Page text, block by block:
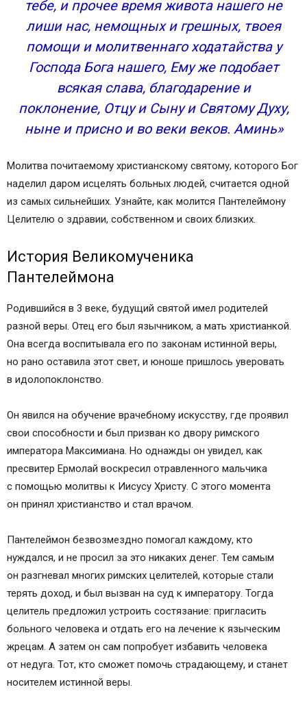
тебе, и прочее время живота нашего не
лиши нас, немощных и грешных, твоея
помощи и молитвеннаго ходатайства у
Господа Бога нашего, Ему же подобает
всякая слава, благодарение и
поклонение, Отцу и Сыну и Святому Духу,
ныне и присно и во веки веков. Аминь»
Молитва почитаемому христианскому святому, которого Бог
наделил даром исцелять больных людей, считается одной
из самых сильнейших. Узнайте, как молится Пантелеймону
Целителю о здравии, собственном и своих близких.
История Великомученика
Пантелеймона
Родившийся в 3 веке, будущий святой имел родителей
разной веры. Отец его был язычником, а мать христианкой.
Она всегда воспитывала его по законам истинной веры,
но рано оставила этот свет, и юноше пришлось уверовать
в идолопоклонство.
Он явился на обучение врачебному искусству, где проявил
свои способности и был призван ко двору римского
императора Максимиана. Но однажды он увидел, как
пресвитер Ермолай воскресил отравленного мальчика
с помощью молитвы к Иисусу Христу. С этого момента
он принял христианство и стал врачом.
Пантелеймон безвозмездно помогал каждому, кто
нуждался, и не просил за это никаких денег. Тем самым
он разгневал многих римских целителей, которые стали
терять доход, и был вызван на суд к императору. Тогда
целитель предложил устроить состязание: пригласить
больного человека и отдать его на лечение к языческим
жрецам. А затем он сам попробует избавить человека
от недуга. Тот, кто сможет помочь страдающему, и станет
носителем истинной веры.